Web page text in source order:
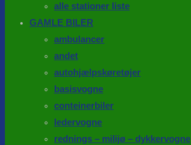
alle stationer liste
GAMLE BILER
ambulancer
andet
autohjælpskøretøjer
basisvogne
conteinerbiler
ledervogne
rednings – milijø – dykkervogne